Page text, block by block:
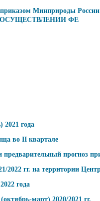
приказом Минприроды
ФЕ
2021 года
во II квартале
предварительный
гг. на территории
года
март) 2020/2021 гг.